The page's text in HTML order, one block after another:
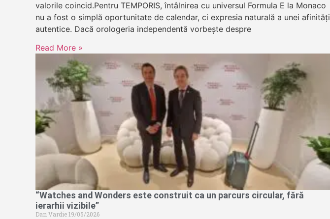
valorile coincid.Pentru TEMPORIS, întâlnirea cu universul Formula E la Monaco
nu a fost o simplă oportunitate de calendar, ci expresia naturală a unei afinități
autentice. Dacă orologeria independentă vorbește despre
Read More »
“Watches and Wonders este construit ca un parcurs circular, fără
ierarhii vizibile”
Dan Vardie19/05/2026